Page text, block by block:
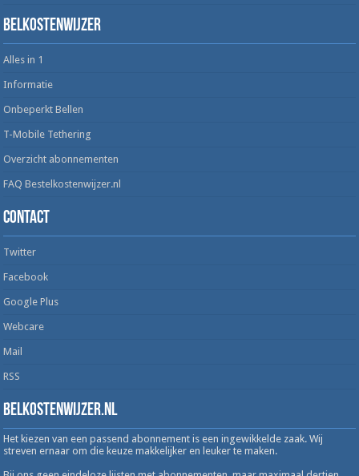
Belkostenwijzer
Alles in 1
Informatie
Onbeperkt Bellen
T-Mobile Tethering
Overzicht abonnementen
FAQ Bestelkostenwijzer.nl
Contact
Twitter
Facebook
Google Plus
Webcare
Mail
RSS
Belkostenwijzer.nl
Het kiezen van een passend abonnement is een ingewikkelde zaak. Wij
streven ernaar om die keuze makkelijker en leuker te maken.